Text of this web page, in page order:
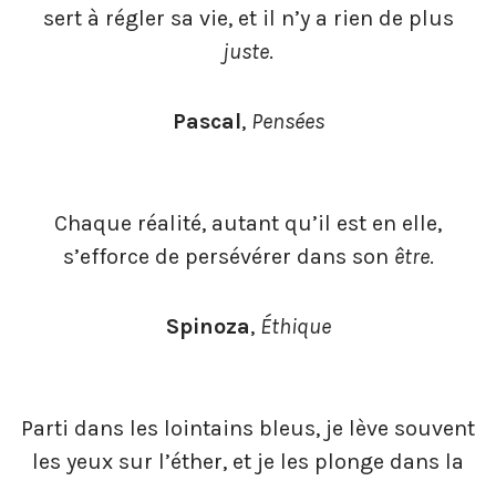
sert à régler sa vie, et il n’y a rien de plus
juste.
Pascal, Pensées
Chaque réalité, autant qu’il est en elle,
s’efforce de persévérer dans son être.
Spinoza, Éthique
Parti dans les lointains bleus, je lève souvent
les yeux sur l’éther, et je les plonge dans la